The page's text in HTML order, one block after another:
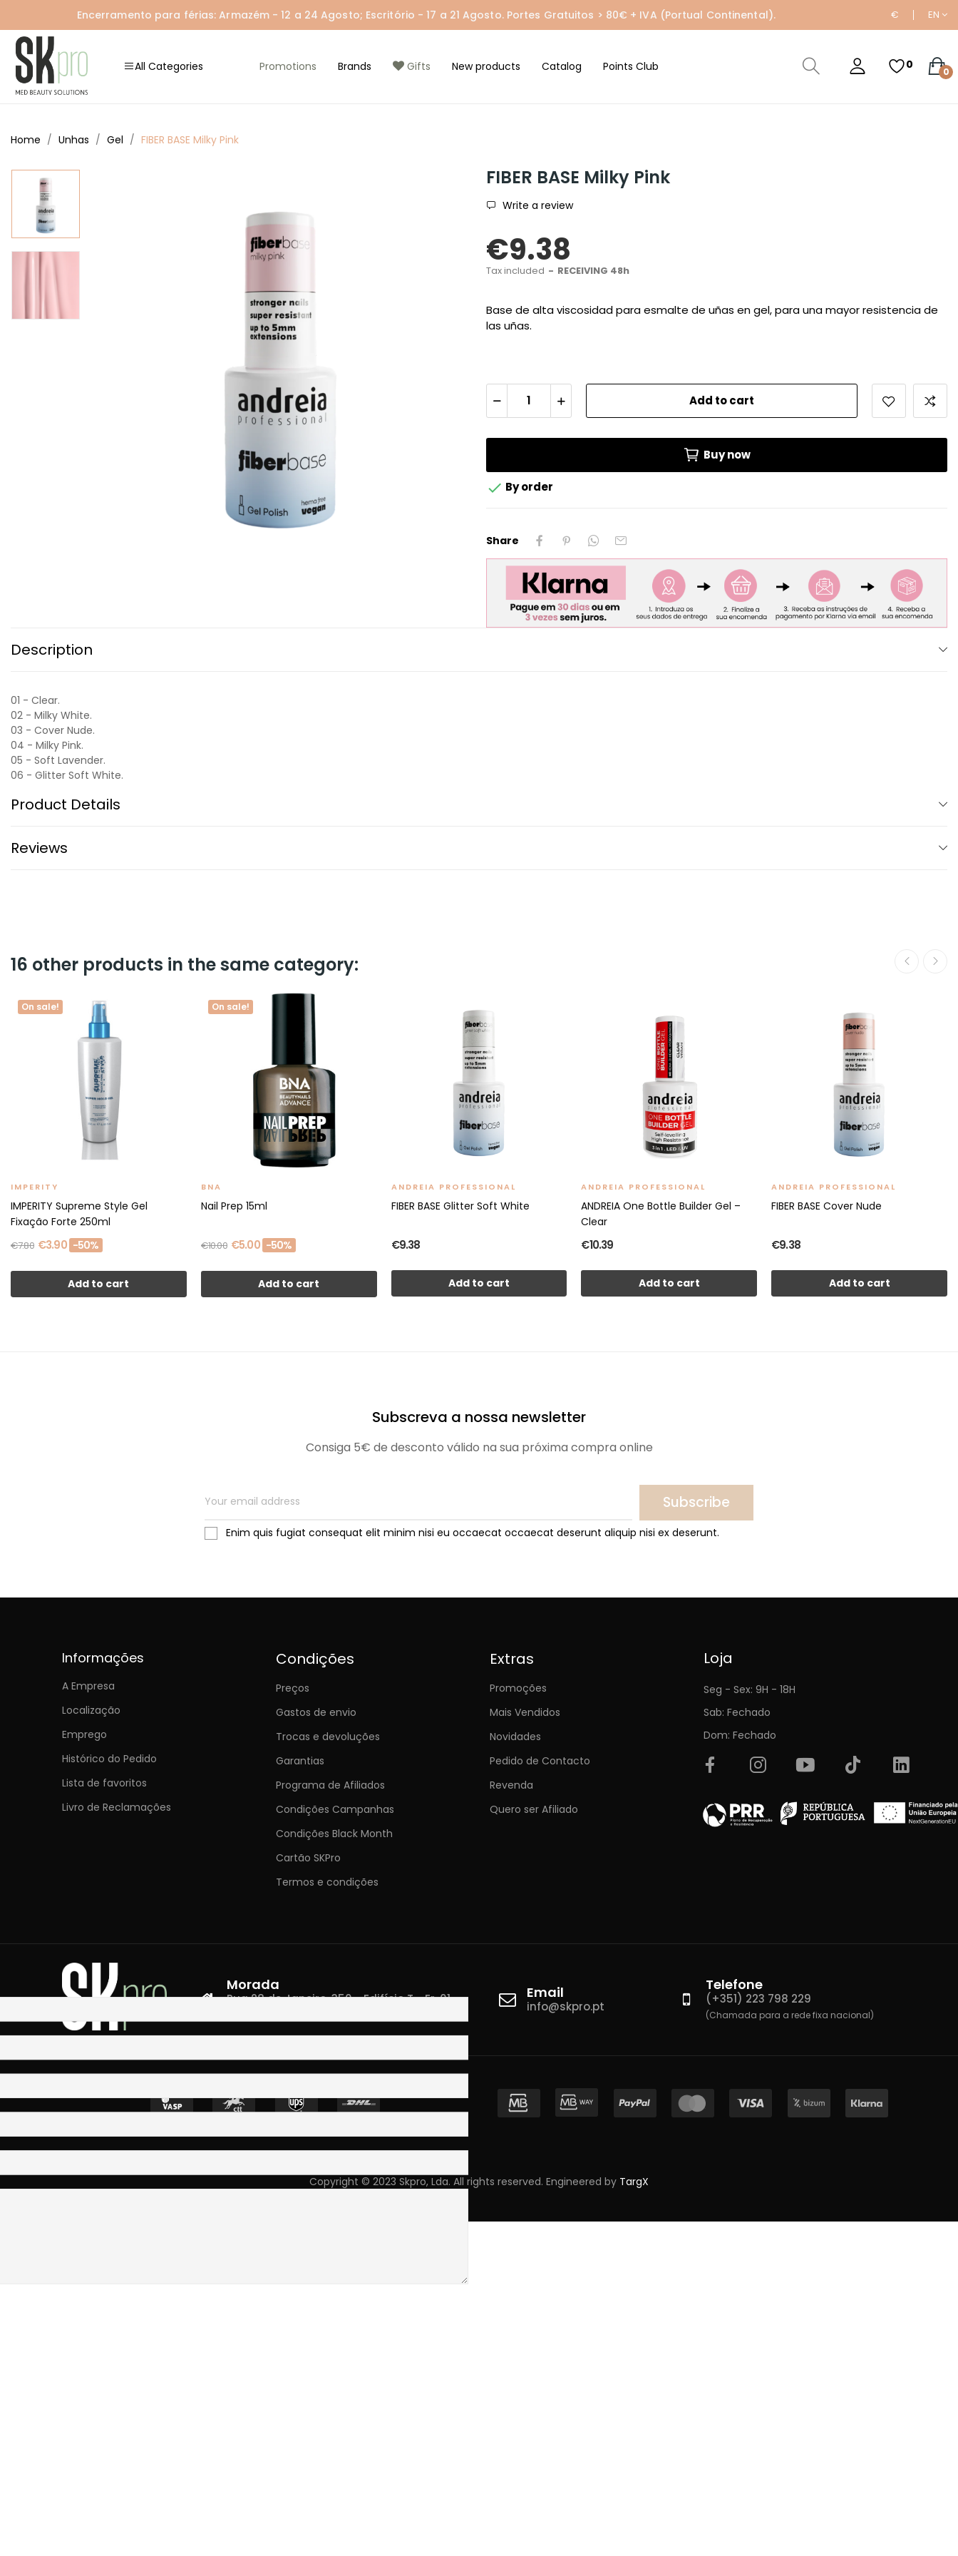
Encerramento para férias: Armazém - 12 a 24 Agosto; Escritório - 17 a 21 Agosto. Portes Gratuitos > 80€ + IVA (Portual Continental). € EN
All Categories Promotions Brands Gifts New products Catalog Points Club 0
0
Home Unhas Gel FIBER BASE Milky Pink
FIBER BASE Milky Pink
Write a review
€9.38
Tax included RECEIVING 48h
Base de alta viscosidad para esmalte de uñas en gel, para una mayor resistencia de
las uñas.
Add to cart
Buy now
 By order
Share
Description
01 - Clear.
02 - Milky White.
03 - Cover Nude.
04 - Milky Pink.
05 - Soft Lavender.
06 - Glitter Soft White.
Product Details
Reviews
16 other products in the same category:
On sale!
IMPERITY
IMPERITY Supreme Style Gel
Fixação Forte 250ml
€7.80 €3.90 -50%
Add to cart
On sale!
BNA
Nail Prep 15ml
€10.00 €5.00 -50%
Add to cart
ANDREIA PROFESSIONAL
FIBER BASE Glitter Soft White
€9.38
Add to cart
ANDREIA PROFESSIONAL
ANDREIA One Bottle Builder Gel –
Clear
€10.39
Add to cart
ANDREIA PROFESSIONAL
FIBER BASE Cover Nude
€9.38
Add to cart
Subscreva a nossa newsletter
Consiga 5€ de desconto válido na sua próxima compra online
Subscribe
Enim quis fugiat consequat elit minim nisi eu occaecat occaecat deserunt aliquip nisi ex deserunt.
Informações
A Empresa
Localização
Emprego
Histórico do Pedido
Lista de favoritos
Livro de Reclamações
Condições
Preços
Gastos de envio
Trocas e devoluções
Garantias
Programa de Afiliados
Condições Campanhas
Condições Black Month
Cartão SKPro
Termos e condições
Extras
Promoções
Mais Vendidos
Novidades
Pedido de Contacto
Revenda
Quero ser Afiliado
Loja
Seg - Sex: 9H - 18H
Sab: Fechado
Dom: Fechado
Morada
Rua 28 de Janeiro, 350 - Edifício T - Fr. 01
Email
info@skpro.pt
Telefone
(+351) 223 798 229
(Chamada para a rede fixa nacional)
Copyright © 2023 Skpro, Lda. All rights reserved. Engineered by TargX